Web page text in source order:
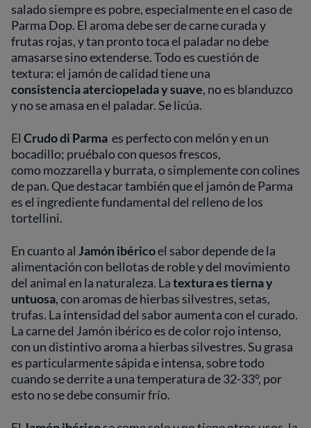
salado siempre es pobre, especialmente en el caso de
Parma Dop. El aroma debe ser de carne curada y
frutas rojas, y tan pronto toca el paladar no debe
amasarse sino extenderse. Todo es cuestión de
textura: el jamón de calidad tiene una
consistenciaaterciopelada y suave, no es blanduzco
y no se amasa en el paladar. Se licúa.
El Crudo di Parma es perfecto con melón y en un
bocadillo; pruébalo con quesos frescos,
como mozzarella y burrata, o simplemente con colines
de pan. Que destacar también que el jamón de Parma
es el ingrediente fundamental del relleno de los
tortellini.
En cuanto al Jamón ibéricoel sabor depende de la
alimentación con bellotas de roble y del movimiento
del animal en la naturaleza. Latexturaes tierna y
untuosa, con aromas de hierbas silvestres, setas,
trufas. La intensidad del sabor aumenta con el curado.
La carne del Jamón ibérico es de color rojo intenso,
con un distintivo aroma a hierbas silvestres. Su grasa
es particularmente sápida e intensa, sobre todo
cuando se derrite a una temperatura de 32-33°, por
esto no se debe consumir frío.